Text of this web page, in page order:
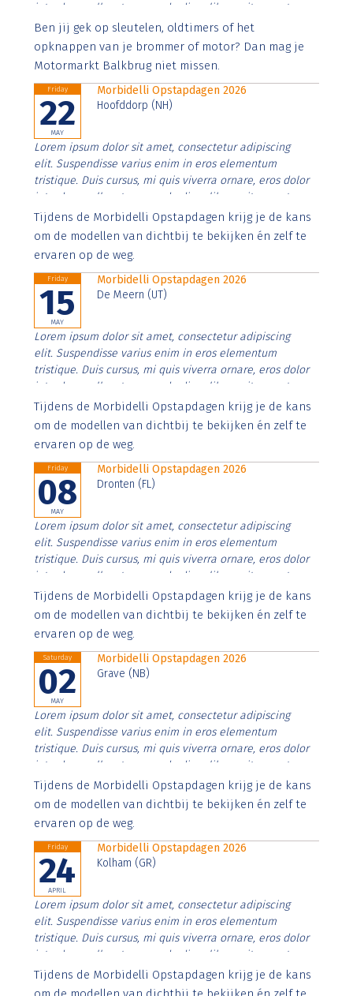
interdum nulla, ut commodo diam libero vitae erat.
Aenean faucibus nibh et justo cursus id rutrum lorem
imperdiet. Nunc ut sem vitae risus tristique posuere.
Ben jij gek op sleutelen, oldtimers of het
opknappen van je brommer of motor? Dan mag je
Motormarkt Balkbrug niet missen.
Friday
22
MAY
Morbidelli Opstapdagen 2026
Hoofddorp (NH)
Lorem ipsum dolor sit amet, consectetur adipiscing
elit. Suspendisse varius enim in eros elementum
tristique. Duis cursus, mi quis viverra ornare, eros dolor
interdum nulla, ut commodo diam libero vitae erat.
Aenean faucibus nibh et justo cursus id rutrum lorem
imperdiet. Nunc ut sem vitae risus tristique posuere.
Tijdens de Morbidelli Opstapdagen krijg je de kans
om de modellen van dichtbij te bekijken én zelf te
ervaren op de weg.
Friday
15
MAY
Morbidelli Opstapdagen 2026
De Meern (UT)
Lorem ipsum dolor sit amet, consectetur adipiscing
elit. Suspendisse varius enim in eros elementum
tristique. Duis cursus, mi quis viverra ornare, eros dolor
interdum nulla, ut commodo diam libero vitae erat.
Aenean faucibus nibh et justo cursus id rutrum lorem
imperdiet. Nunc ut sem vitae risus tristique posuere.
Tijdens de Morbidelli Opstapdagen krijg je de kans
om de modellen van dichtbij te bekijken én zelf te
ervaren op de weg.
Friday
08
MAY
Morbidelli Opstapdagen 2026
Dronten (FL)
Lorem ipsum dolor sit amet, consectetur adipiscing
elit. Suspendisse varius enim in eros elementum
tristique. Duis cursus, mi quis viverra ornare, eros dolor
interdum nulla, ut commodo diam libero vitae erat.
Aenean faucibus nibh et justo cursus id rutrum lorem
imperdiet. Nunc ut sem vitae risus tristique posuere.
Tijdens de Morbidelli Opstapdagen krijg je de kans
om de modellen van dichtbij te bekijken én zelf te
ervaren op de weg.
Saturday
02
MAY
Morbidelli Opstapdagen 2026
Grave (NB)
Lorem ipsum dolor sit amet, consectetur adipiscing
elit. Suspendisse varius enim in eros elementum
tristique. Duis cursus, mi quis viverra ornare, eros dolor
interdum nulla, ut commodo diam libero vitae erat.
Aenean faucibus nibh et justo cursus id rutrum lorem
imperdiet. Nunc ut sem vitae risus tristique posuere.
Tijdens de Morbidelli Opstapdagen krijg je de kans
om de modellen van dichtbij te bekijken én zelf te
ervaren op de weg.
Friday
24
APRIL
Morbidelli Opstapdagen 2026
Kolham (GR)
Lorem ipsum dolor sit amet, consectetur adipiscing
elit. Suspendisse varius enim in eros elementum
tristique. Duis cursus, mi quis viverra ornare, eros dolor
interdum nulla, ut commodo diam libero vitae erat.
Aenean faucibus nibh et justo cursus id rutrum lorem
imperdiet. Nunc ut sem vitae risus tristique posuere.
Tijdens de Morbidelli Opstapdagen krijg je de kans